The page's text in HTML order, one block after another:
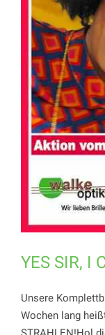
YES SIR, I
Unsere
Wochen lang